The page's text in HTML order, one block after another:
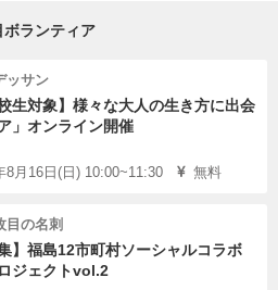
ボランティア
ッサン
生対象】様々な大人の生き方に出会
」オンライン開催
8月16日(日) 10:00~11:30 無料
の名刺
】福島12市町村ソーシャルコラボ
ジェクトvol.2